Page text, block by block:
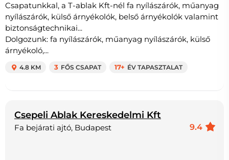
Csapatunkkal, a T-ablak Kft-nél fa nyílászárók, műanyag
nyílászárók, külső árnyékolók, belső árnyékolók valamint
biztonságtechnikai...
Dolgozunk: fa nyílászárók, műanyag nyílászárók, külső
árnyékoló,...
4.8 KM 3 FŐS CSAPAT 17+ ÉV TAPASZTALAT
Csepeli Ablak Kereskedelmi Kft
9.4
Fa bejárati ajtó, Budapest